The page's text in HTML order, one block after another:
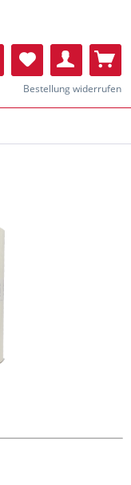
Bestellung widerrufen